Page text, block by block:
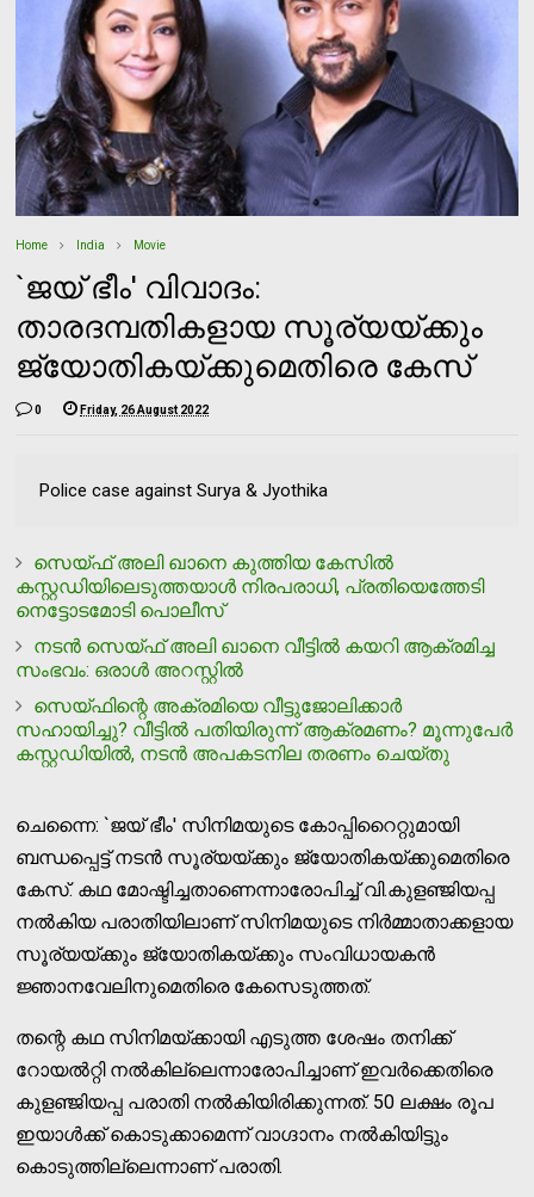
Home India Movie
`ജയ് ഭീം' വിവാദം:
താരദമ്പതികളായ സൂര്യയ്ക്കും
ജ്യോതികയ്ക്കുമെതിരെ കേസ്
0 Friday, 26 August 2022
Police case against Surya & Jyothika
സെയ്ഫ് അലി ഖാനെ കുത്തിയ കേസില്‍
കസ്റ്റഡിയിലെടുത്തയാള്‍ നിരപരാധി, പ്രതിയെത്തേടി
നെട്ടോടമോടി പൊലീസ്
നടന്‍ സെയ്ഫ് അലി ഖാനെ വീട്ടില്‍ കയറി ആക്രമിച്ച
സംഭവം: ഒരാള്‍ അറസ്റ്റില്‍
സെയ്ഫിന്റെ അക്രമിയെ വീട്ടുജോലിക്കാര്‍
സഹായിച്ചു? വീട്ടില്‍ പതിയിരുന്ന് ആക്രമണം? മൂന്നുപേര്‍
കസ്റ്റഡിയില്‍, നടന്‍ അപകടനില തരണം ചെയ്തു
ചെന്നൈ: `ജയ് ഭീം' സിനിമയുടെ കോപ്പിറൈറ്റുമായി
ബന്ധപ്പെട്ട് നടന്‍ സൂര്യയ്ക്കും ജ്യോതികയ്ക്കുമെതിരെ
കേസ്. കഥ മോഷ്ടിച്ചതാണെന്നാരോപിച്ച് വി.കുളഞ്ജിയപ്പ
നല്‍കിയ പരാതിയിലാണ് സിനിമയുടെ നിര്‍മ്മാതാക്കളായ
സൂര്യയ്ക്കും ജ്യോതികയ്ക്കും സംവിധായകന്‍
ജ്ഞാനവേലിനുമെതിരെ കേസെടുത്തത്.
തന്റെ കഥ സിനിമയ്ക്കായി എടുത്ത ശേഷം തനിക്ക്
റോയല്‍റ്റി നല്‍കില്ലെന്നാരോപിച്ചാണ് ഇവര്‍ക്കെതിരെ
കുളഞ്ജിയപ്പ പരാതി നല്‍കിയിരിക്കുന്നത്. 50 ലക്ഷം രൂപ
ഇയാള്‍ക്ക് കൊടുക്കാമെന്ന് വാഗ്ദാനം നല്‍കിയിട്ടും
കൊടുത്തില്ലെന്നാണ് പരാതി.